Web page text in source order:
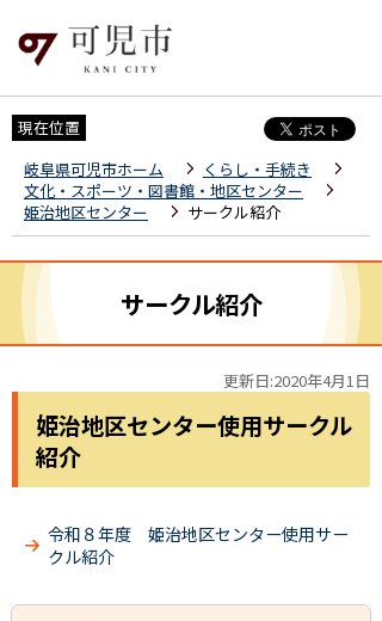
現在位置
岐阜県可児市ホーム
くらし・手続き
文化・スポーツ・図書館・地区センター
姫治地区センター
サークル紹介
サークル紹介
更新日:2020年4月1日
姫治地区センター使用サークル
紹介
令和８年度 姫治地区センター使用サー
クル紹介